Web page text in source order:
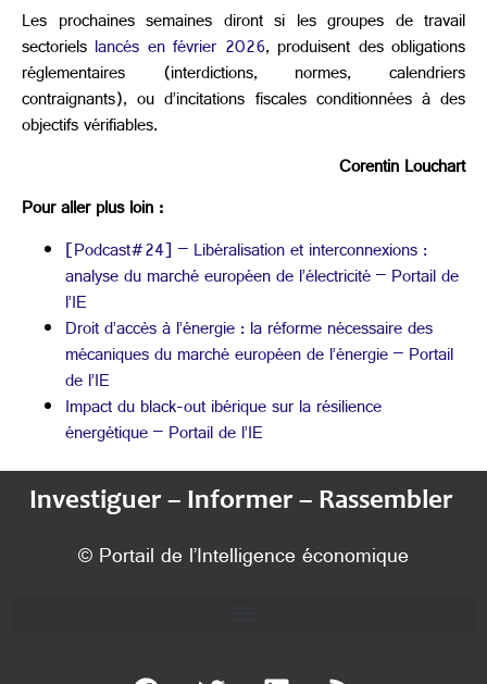
Les prochaines semaines diront si les groupes de travail
sectoriels lancés en février 2026, produisent des obligations
réglementaires (interdictions, normes, calendriers
contraignants), ou d’incitations fiscales conditionnées à des
objectifs vérifiables.
Corentin Louchart
Pour aller plus loin :
[Podcast#24] – Libéralisation et interconnexions :
analyse du marché européen de l’électricité – Portail de
l’IE
Droit d’accès à l’énergie : la réforme nécessaire des
mécaniques du marché européen de l’énergie – Portail
de l’IE
Impact du black-out ibérique sur la résilience
énergétique – Portail de l’IE
Investiguer – Informer – Rassembler
© Portail de l’Intelligence économique